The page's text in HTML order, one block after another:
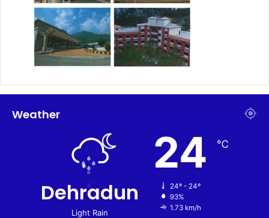
Weather
Dehradun
Light Rain
24 ℃
24º - 24º
93%
1.73 km/h